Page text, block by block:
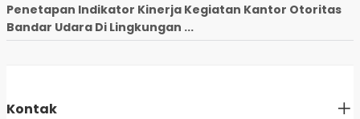
Penetapan Indikator Kinerja Kegiatan Kantor Otoritas
Bandar Udara Di Lingkungan ...
Kontak